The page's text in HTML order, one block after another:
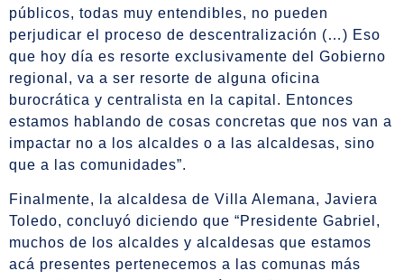
públicos, todas muy entendibles, no pueden
perjudicar el proceso de descentralización (…) Eso
que hoy día es resorte exclusivamente del Gobierno
regional, va a ser resorte de alguna oficina
burocrática y centralista en la capital. Entonces
estamos hablando de cosas concretas que nos van a
impactar no a los alcaldes o a las alcaldesas, sino
que a las comunidades”.
Finalmente, la alcaldesa de Villa Alemana, Javiera
Toledo, concluyó diciendo que “Presidente Gabriel,
muchos de los alcaldes y alcaldesas que estamos
acá presentes pertenecemos a las comunas más